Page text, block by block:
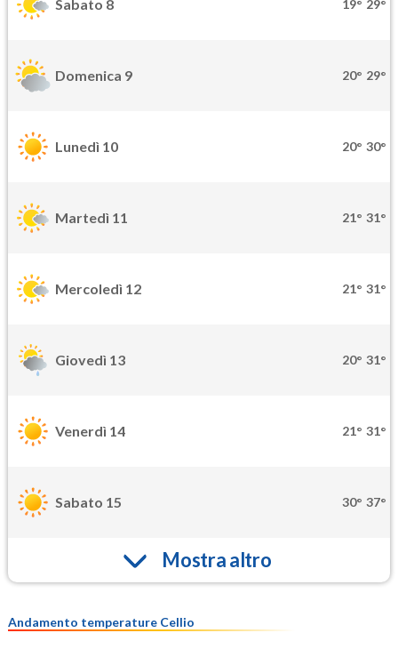
Sabato 8 19° 29°
Domenica 9 20° 29°
Lunedì 10 20° 30°
Martedì 11 21° 31°
Mercoledì 12 21° 31°
Giovedì 13 20° 31°
Venerdì 14 21° 31°
Sabato 15 30° 37°
Mostra altro
Andamento temperature Cellio